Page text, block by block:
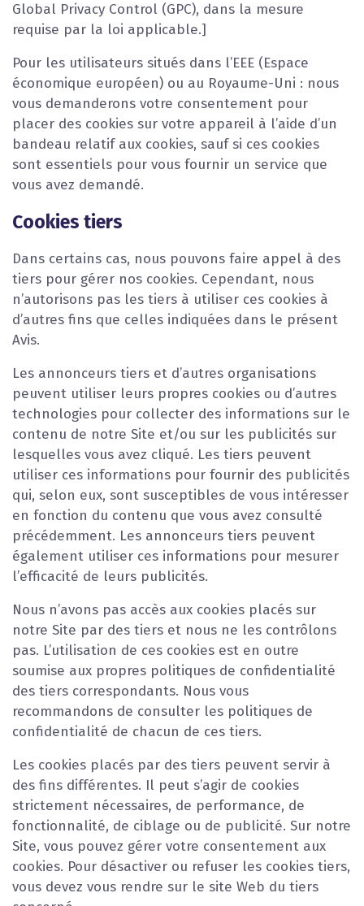
Global Privacy Control (GPC), dans la mesure
requise par la loi applicable.]
Pour les utilisateurs situés dans l’EEE (Espace
économique européen) ou au Royaume-Uni : nous
vous demanderons votre consentement pour
placer des cookies sur votre appareil à l’aide d’un
bandeau relatif aux cookies, sauf si ces cookies
sont essentiels pour vous fournir un service que
vous avez demandé.
Cookies tiers
Dans certains cas, nous pouvons faire appel à des
tiers pour gérer nos cookies. Cependant, nous
n’autorisons pas les tiers à utiliser ces cookies à
d’autres fins que celles indiquées dans le présent
Avis.
Les annonceurs tiers et d’autres organisations
peuvent utiliser leurs propres cookies ou d’autres
technologies pour collecter des informations sur le
contenu de notre Site et/ou sur les publicités sur
lesquelles vous avez cliqué. Les tiers peuvent
utiliser ces informations pour fournir des publicités
qui, selon eux, sont susceptibles de vous intéresser
en fonction du contenu que vous avez consulté
précédemment. Les annonceurs tiers peuvent
également utiliser ces informations pour mesurer
l’efficacité de leurs publicités.
Nous n’avons pas accès aux cookies placés sur
notre Site par des tiers et nous ne les contrôlons
pas. L’utilisation de ces cookies est en outre
soumise aux propres politiques de confidentialité
des tiers correspondants. Nous vous
recommandons de consulter les politiques de
confidentialité de chacun de ces tiers.
Les cookies placés par des tiers peuvent servir à
des fins différentes. Il peut s’agir de cookies
strictement nécessaires, de performance, de
fonctionnalité, de ciblage ou de publicité. Sur notre
Site, vous pouvez gérer votre consentement aux
cookies. Pour désactiver ou refuser les cookies tiers,
vous devez vous rendre sur le site Web du tiers